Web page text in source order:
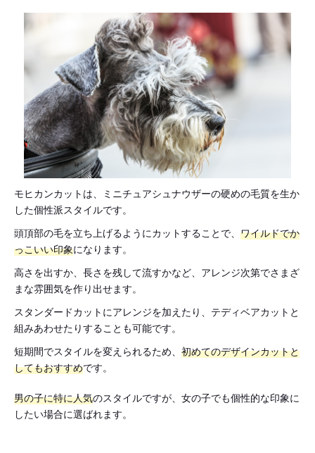
モヒカンカットは、ミニチュアシュナウザーの硬めの毛質を生か
した個性派スタイルです。
頭頂部の毛を立ち上げるようにカットすることで、 ワイルドでか
っこいい印象になります。
高さを出すか、長さを残して流すかなど、アレンジ次第でさまざ
まな雰囲気を作り出せます。
スタンダードカットにアレンジを加えたり、テディベアカットと
組みあわせたりすることも可能です。
短期間でスタイルを変えられるため、 初めてのデザインカットと
してもおすすめです。
男の子に特に人気のスタイルですが、女の子でも個性的な印象に
したい場合に選ばれます。